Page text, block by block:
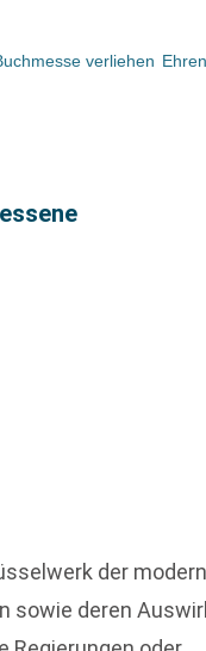
verliehen
der
sowie deren